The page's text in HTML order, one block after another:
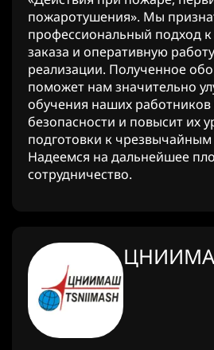
пожаротушения». Мы признательны за
профессиональный подход
заказа и оперативную работу по его
реализации. Полученное
поможет нам значительно
обучения наших работников мерам
безопасности и повысит их
подготовки к чрезвычайным
Надеемся на дальнейшее
сотрудничество.